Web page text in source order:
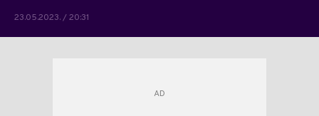
23.05.2023. / 20:31